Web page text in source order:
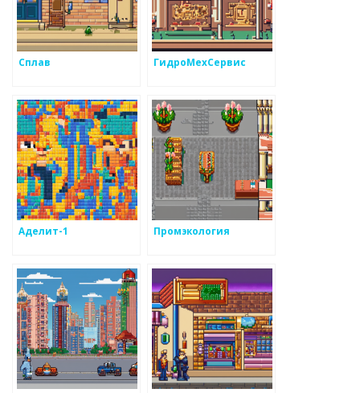
Сплав ГидроМехСервис
Аделит-1 Промэкология